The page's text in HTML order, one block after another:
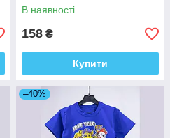
В наявності
158 ₴
Купити
–40%